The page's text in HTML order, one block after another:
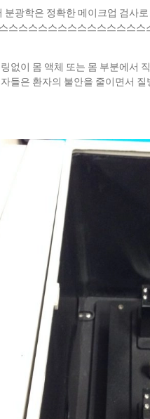
분광학은 정확한 메이크업 검사
스스스스스스스스스스스스스
없이 몸 액체 또는 몸 부분에서
들은 환자의 불안을 줄이면서